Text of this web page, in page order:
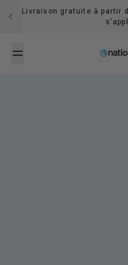
Passer au contenu
Livraison gratuite à partir